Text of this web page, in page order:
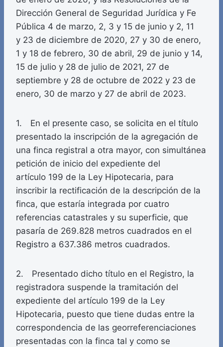
Dirección General de Seguridad Jurídica y Fe
Pública 4 de marzo, 2, 3 y 15 de junio y 2, 11
y 23 de diciembre de 2020, 27 y 30 de enero,
1 y 18 de febrero, 30 de abril, 29 de junio y 14,
15 de julio y 28 de julio de 2021, 27 de
septiembre y 28 de octubre de 2022 y 23 de
enero, 30 de marzo y 27 de abril de 2023.
1. En el presente caso, se solicita en el título
presentado la inscripción de la agregación de
una finca registral a otra mayor, con simultánea
petición de inicio del expediente del
artículo 199 de la Ley Hipotecaria, para
inscribir la rectificación de la descripción de la
finca, que estaría integrada por cuatro
referencias catastrales y su superficie, que
pasaría de 269.828 metros cuadrados en el
Registro a 637.386 metros cuadrados.
2. Presentado dicho título en el Registro, la
registradora suspende la tramitación del
expediente del artículo 199 de la Ley
Hipotecaria, puesto que tiene dudas entre la
correspondencia de las georreferenciaciones
presentadas con la finca tal y como se